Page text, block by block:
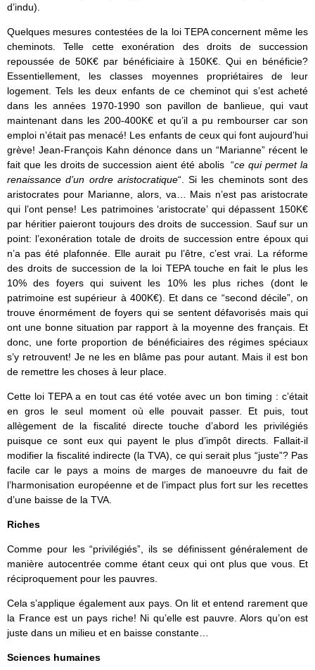
d’indu).
Quelques mesures contestées de la loi TEPA concernent même les
cheminots. Telle cette exonération des droits de succession
repoussée de 50K€ par bénéficiaire à 150K€. Qui en bénéficie?
Essentiellement, les classes moyennes propriétaires de leur
logement. Tels les deux enfants de ce cheminot qui s’est acheté
dans les années 1970-1990 son pavillon de banlieue, qui vaut
maintenant dans les 200-400K€ et qu’il a pu rembourser car son
emploi n’était pas menacé! Les enfants de ceux qui font aujourd’hui
grève! Jean-François Kahn dénonce dans un “Marianne” récent le
fait que les droits de succession aient été abolis “ce qui permet la
renaissance d’un ordre aristocratique“. Si les cheminots sont des
aristocrates pour Marianne, alors, va… Mais n’est pas aristocrate
qui l’ont pense! Les patrimoines ‘aristocrate’ qui dépassent 150K€
par héritier paieront toujours des droits de succession. Sauf sur un
point: l’exonération totale de droits de succession entre époux qui
n’a pas été plafonnée. Elle aurait pu l’être, c’est vrai. La réforme
des droits de succession de la loi TEPA touche en fait le plus les
10% des foyers qui suivent les 10% les plus riches (dont le
patrimoine est supérieur à 400K€). Et dans ce “second décile”, on
trouve énormément de foyers qui se sentent défavorisés mais qui
ont une bonne situation par rapport à la moyenne des français. Et
donc, une forte proportion de bénéficiaires des régimes spéciaux
s’y retrouvent! Je ne les en blâme pas pour autant. Mais il est bon
de remettre les choses à leur place.
Cette loi TEPA a en tout cas été votée avec un bon timing : c’était
en gros le seul moment où elle pouvait passer. Et puis, tout
allègement de la fiscalité directe touche d’abord les privilégiés
puisque ce sont eux qui payent le plus d’impôt directs. Fallait-il
modifier la fiscalité indirecte (la TVA), ce qui serait plus “juste”? Pas
facile car le pays a moins de marges de manoeuvre du fait de
l’harmonisation européenne et de l’impact plus fort sur les recettes
d’une baisse de la TVA.
Riches
Comme pour les “privilégiés”, ils se définissent généralement de
manière autocentrée comme étant ceux qui ont plus que vous. Et
réciproquement pour les pauvres.
Cela s’applique également aux pays. On lit et entend rarement que
la France est un pays riche! Ni qu’elle est pauvre. Alors qu’on est
juste dans un milieu et en baisse constante…
Sciences humaines